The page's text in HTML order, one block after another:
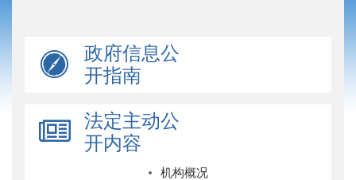
政府信息公
开指南
法定主动公
开内容
机构概况